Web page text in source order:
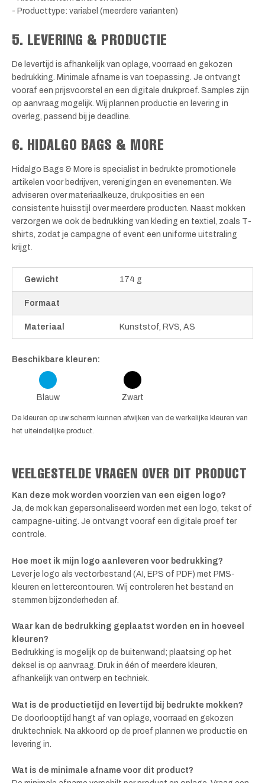
- Producttype: variabel (meerdere varianten)
5. LEVERING & PRODUCTIE
De levertijd is afhankelijk van oplage, voorraad en gekozen
bedrukking. Minimale afname is van toepassing. Je ontvangt
vooraf een prijsvoorstel en een digitale drukproef. Samples zijn
op aanvraag mogelijk. Wij plannen productie en levering in
overleg, passend bij je deadline.
6. HIDALGO BAGS & MORE
Hidalgo Bags & More is specialist in bedrukte promotionele
artikelen voor bedrijven, verenigingen en evenementen. We
adviseren over materiaalkeuze, drukposities en een
consistente huisstijl over meerdere producten. Naast mokken
verzorgen we ook de bedrukking van kleding en textiel, zoals T-
shirts, zodat je campagne of event een uniforme uitstraling
krijgt.
Gewicht 174 g
Formaat
Materiaal Kunststof, RVS, AS
Beschikbare kleuren:
Blauw Zwart
De kleuren op uw scherm kunnen afwijken van de werkelijke kleuren van
het uiteindelijke product.
VEELGESTELDE VRAGEN OVER DIT PRODUCT
Kan deze mok worden voorzien van een eigen logo?
Ja, de mok kan gepersonaliseerd worden met een logo, tekst of
campagne-uiting. Je ontvangt vooraf een digitale proef ter
controle.
Hoe moet ik mijn logo aanleveren voor bedrukking?
Lever je logo als vectorbestand (AI, EPS of PDF) met PMS-
kleuren en lettercontouren. Wij controleren het bestand en
stemmen bijzonderheden af.
Waar kan de bedrukking geplaatst worden en in hoeveel
kleuren?
Bedrukking is mogelijk op de buitenwand; plaatsing op het
deksel is op aanvraag. Druk in één of meerdere kleuren,
afhankelijk van ontwerp en techniek.
Wat is de productietijd en levertijd bij bedrukte mokken?
De doorlooptijd hangt af van oplage, voorraad en gekozen
druktechniek. Na akkoord op de proef plannen we productie en
levering in.
Wat is de minimale afname voor dit product?